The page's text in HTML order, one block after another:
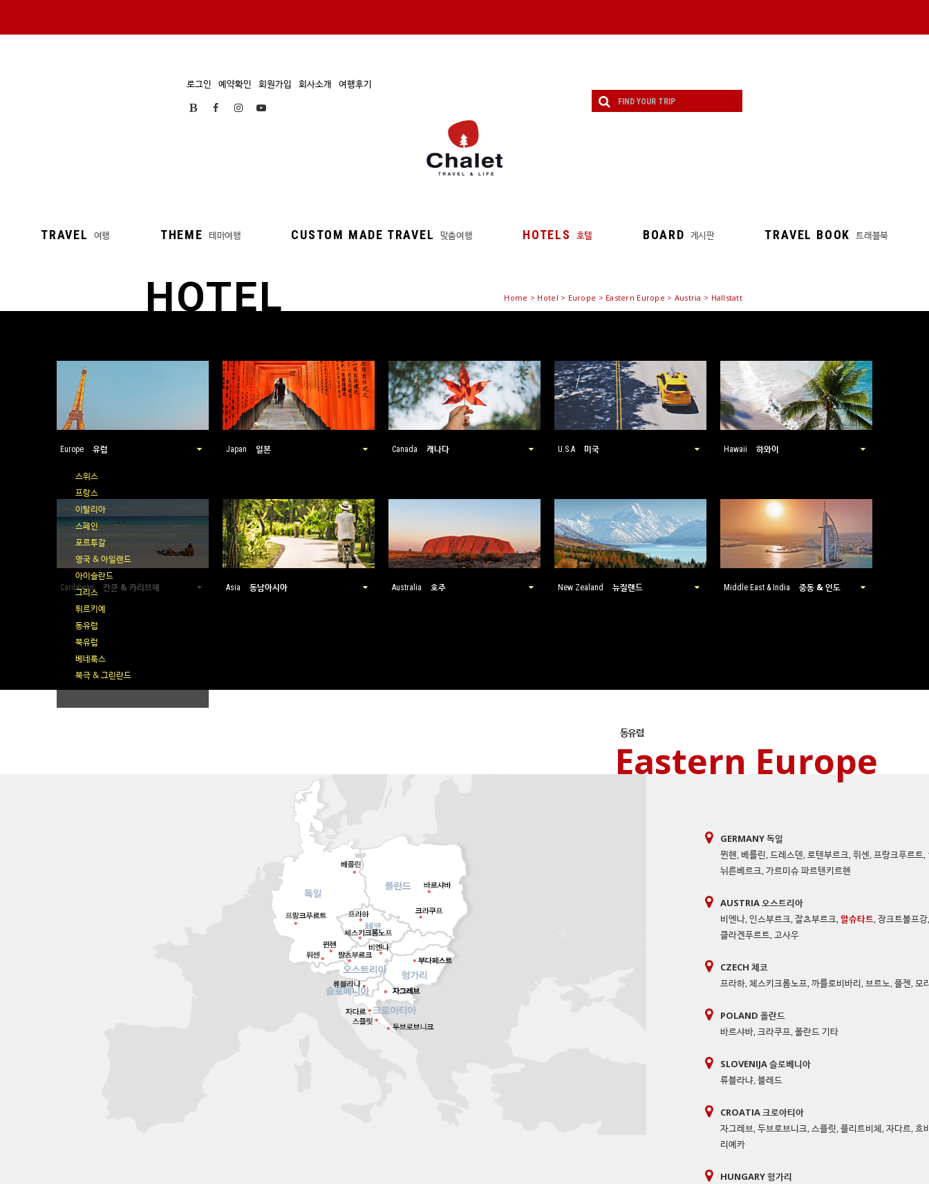
로그인 예약확인 회원가입 회사소개 여행후기
TRAVEL 여행 THEME 테마여행 CUSTOM MADE TRAVEL 맞춤여행 HOTELS 호텔 BOARD 게시판 TRAVEL BOOK 트래블북
HOTEL Home > Hotel > Europe > Eastern Europe > Austria > Hallstatt
Europe 유럽
스위스
프랑스
이탈리아
스페인
포르투갈
영국 & 아일랜드
아이슬란드
그리스
튀르키예
동유럽
북유럽
베네룩스
북극 & 그린란드
Japan 일본 Canada 캐나다 U.S.A 미국 Hawaii 하와이
Caribbean 칸쿤 & 카리브해 Asia 동남아시아 Australia 호주 New Zealand 뉴질랜드 Middle East & India 중동 & 인도
동유럽
Eastern Europe
GERMANY 독일
뮌헨, 베를린,드레스덴,로텐부르크,퓌센,프랑크푸르트,
뉘른베르크,가르미슈 파르텐키르헨
AUSTRIA 오스트리아
비엔나,인스부르크,잘츠부르크,할슈타트,장크트볼프강
클라겐푸르트,고사우
CZECH 체코
프라하,체스키크롬노프,까를로비바리,브르노,플젠,모
POLAND 폴란드
바르샤바,크라쿠프,폴란드 기타
SLOVENIJA 슬로베니아
류블라냐,블레드
CROATIA 크로아티아
자그레브,두브로브니크,스플릿,플리트비체,자다르,흐
리예카
HUNGARY 헝가리